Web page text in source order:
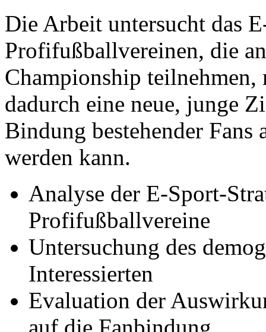
Die Arbeit untersucht das
Profifußballvereinen, die
Championship
dadurch eine neue, junge
Bindung bestehender Fans
werden kann.
Analyse der E-Sport-
Profifußballvereine
Untersuchung des
Interessierten
Evaluation der
auf die Fanbindung